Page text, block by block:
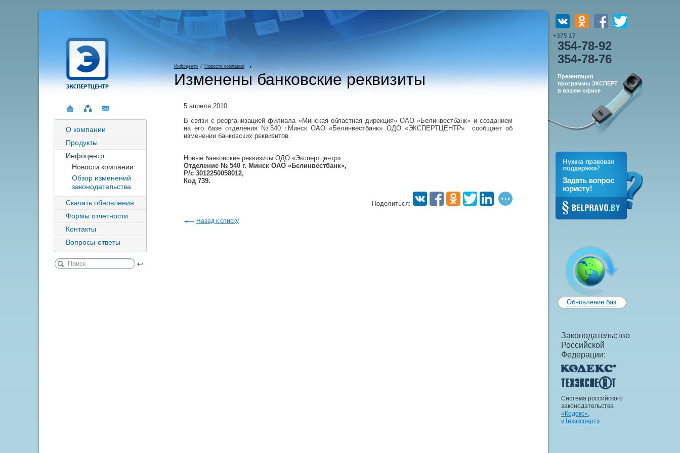
+375 17
354-78-92
354-78-76
Презентация
программы ЭКСПЕРТ
в вашем офисе
Обновление баз
Законодательство
Российской
Федерации:
Система российского
законодательства
«Кодекс»,
«Техэксперт».
О компании
Продукты
Инфоцентр
Новости компании
Обзор изменений
законодательства
Скачать обновления
Формы отчетности
Контакты
Вопросы-ответы
Инфоцентр / Новости компании
Изменены банковские реквизиты
5 апреля 2010
В связи с реорганизацией филиала «Минская областная дирекция» ОАО «Белинвестбанк» и созданием
на его базе отделения №540 г.Минск ОАО «Белинвестбанк» ОДО «ЭКСПЕРТЦЕНТР» сообщает об
изменении банковских реквизитов.
Новые банковские реквизиты ОДО «Экспертцентр»:
Отделение № 540 г. Минск ОАО «Белинвестбанк»,
Р/с 3012250058012,
Код 739.
Поделиться:
Назад к списку